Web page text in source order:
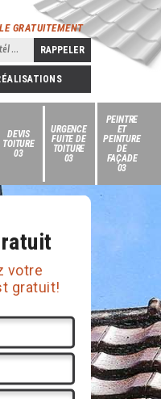
GRATUITEMENT
DEVIS
TOITURE
03
URGENCE
FUITE DE
TOITURE
03
PEINTRE
ET
PEINTURE
DE
FAÇADE
03
votre
gratuit!